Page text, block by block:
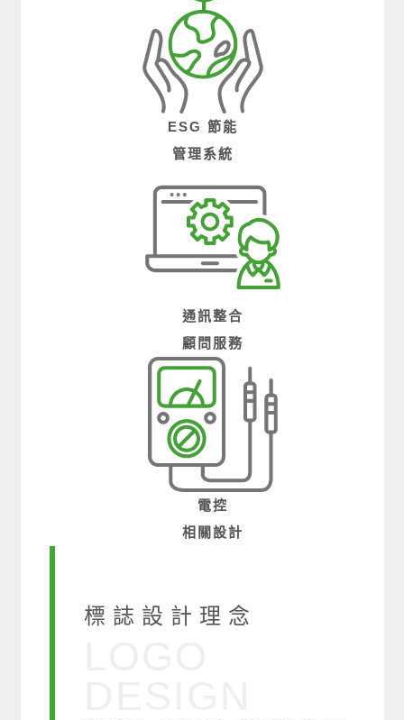
ESG 節能
管理系統
通訊整合
顧問服務
電控
相關設計
標誌設計理念